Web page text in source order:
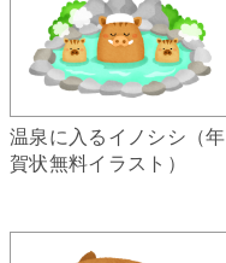
温泉に入るイノシシ（年
賀状無料イラスト）